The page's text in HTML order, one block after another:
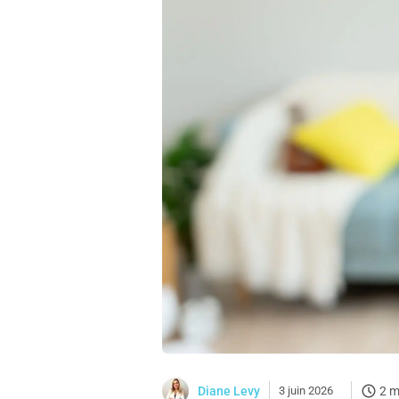
Diane Levy 3 juin 2026 2